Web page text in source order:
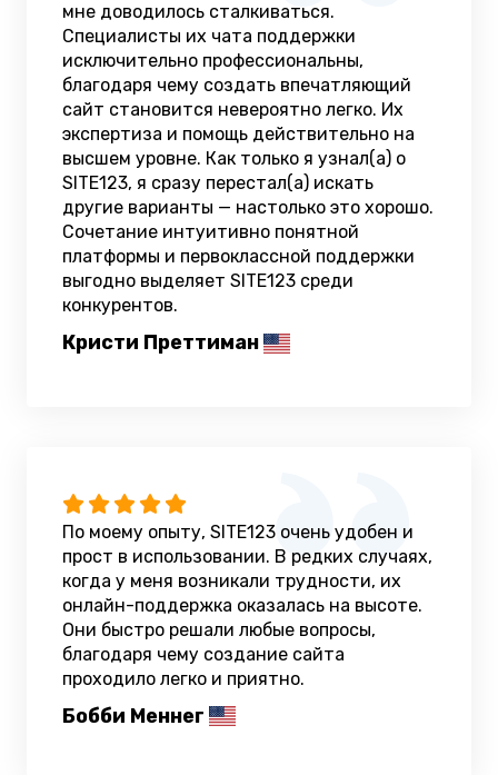
мне доводилось сталкиваться.
Специалисты их чата поддержки
исключительно профессиональны,
благодаря чему создать впечатляющий
сайт становится невероятно легко. Их
экспертиза и помощь действительно на
высшем уровне. Как только я узнал(а) о
SITE123, я сразу перестал(а) искать
другие варианты — настолько это хорошо.
Сочетание интуитивно понятной
платформы и первоклассной поддержки
выгодно выделяет SITE123 среди
конкурентов.
Кристи Преттиман
По моему опыту, SITE123 очень удобен и
прост в использовании. В редких случаях,
когда у меня возникали трудности, их
онлайн-поддержка оказалась на высоте.
Они быстро решали любые вопросы,
благодаря чему создание сайта
проходило легко и приятно.
Бобби Меннег